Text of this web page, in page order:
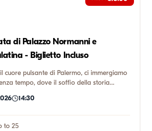
di Palazzo Normanni e
- Biglietto Incluso
cuore pulsante di Palermo, ci immergiamo
tempo, dove il soffio della storia
14:30
to 25